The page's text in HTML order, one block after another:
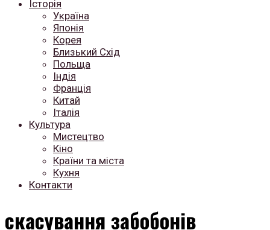
Історія
Україна
Японія
Корея
Близький Схід
Польща
Індія
Франція
Китай
Італія
Культура
Мистецтво
Кіно
Країни та міста
Кухня
Контакти
скасування забобонів